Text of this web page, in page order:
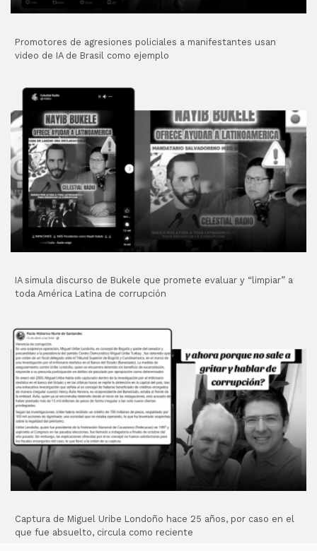
Promotores de agresiones policiales a manifestantes usan
video de IA de Brasil como ejemplo
IA simula discurso de Bukele que promete evaluar y “limpiar” a
toda América Latina de corrupción
Captura de Miguel Uribe Londoño hace 25 años, por caso en el
que fue absuelto, circula como reciente